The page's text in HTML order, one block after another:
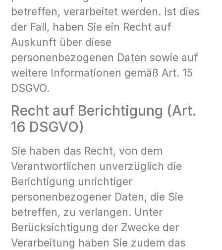
betreffen, verarbeitet werden. Ist dies
der Fall, haben Sie ein Recht auf
Auskunft über diese
personenbezogenen Daten sowie auf
weitere Informationen gemäß Art. 15
DSGVO.
Recht auf Berichtigung (Art.
16 DSGVO)
Sie haben das Recht, von dem
Verantwortlichen unverzüglich die
Berichtigung unrichtiger
personenbezogener Daten, die Sie
betreffen, zu verlangen. Unter
Berücksichtigung der Zwecke der
Verarbeitung haben Sie zudem das